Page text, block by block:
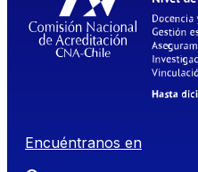
Encuéntranos en